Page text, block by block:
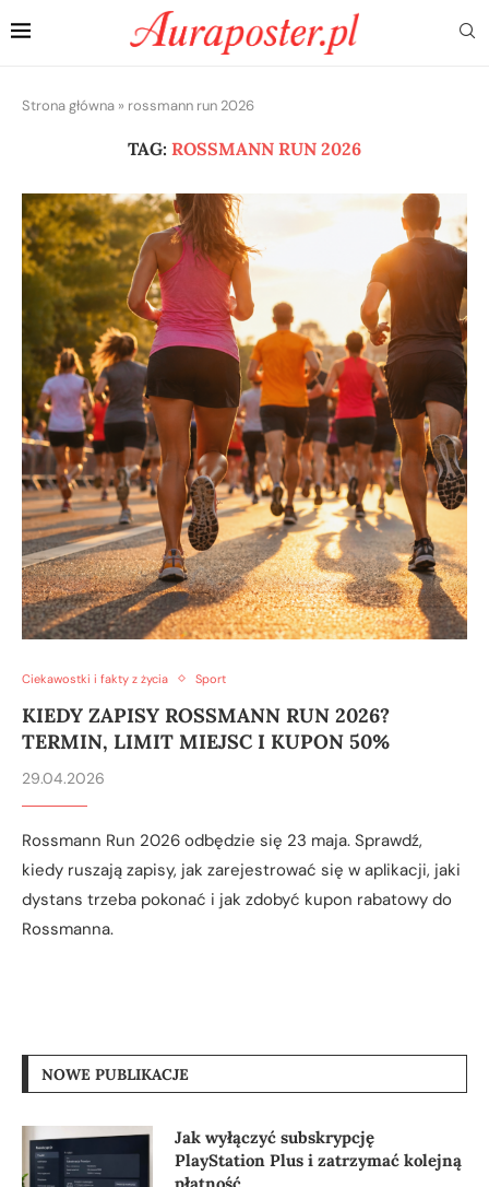
Strona główna » rossmann run 2026
TAG: ROSSMANN RUN 2026
Ciekawostki i fakty z życia Sport
KIEDY ZAPISY ROSSMANN RUN 2026?
TERMIN, LIMIT MIEJSC I KUPON 50%
29.04.2026
Rossmann Run 2026 odbędzie się 23 maja. Sprawdź,
kiedy ruszają zapisy, jak zarejestrować się w aplikacji, jaki
dystans trzeba pokonać i jak zdobyć kupon rabatowy do
Rossmanna.
NOWE PUBLIKACJE
Jak wyłączyć subskrypcję
PlayStation Plus i zatrzymać kolejną